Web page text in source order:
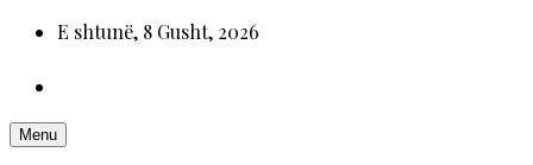
E shtunë, 8 Gusht, 2026
Menu